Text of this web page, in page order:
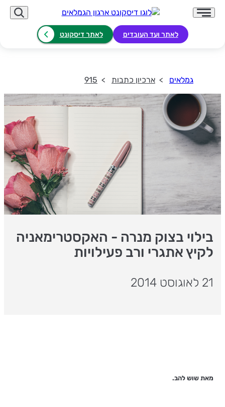
לאתר ועד העובדים לאתר דיסקונט
גמלאים ארכיון כתבות 915
בילוי בצוק מנרה - האקסטרימאניה
לקיץ אתגרי ורב פעילויות
21 לאוגוסט 2014
מאת שוש להב.